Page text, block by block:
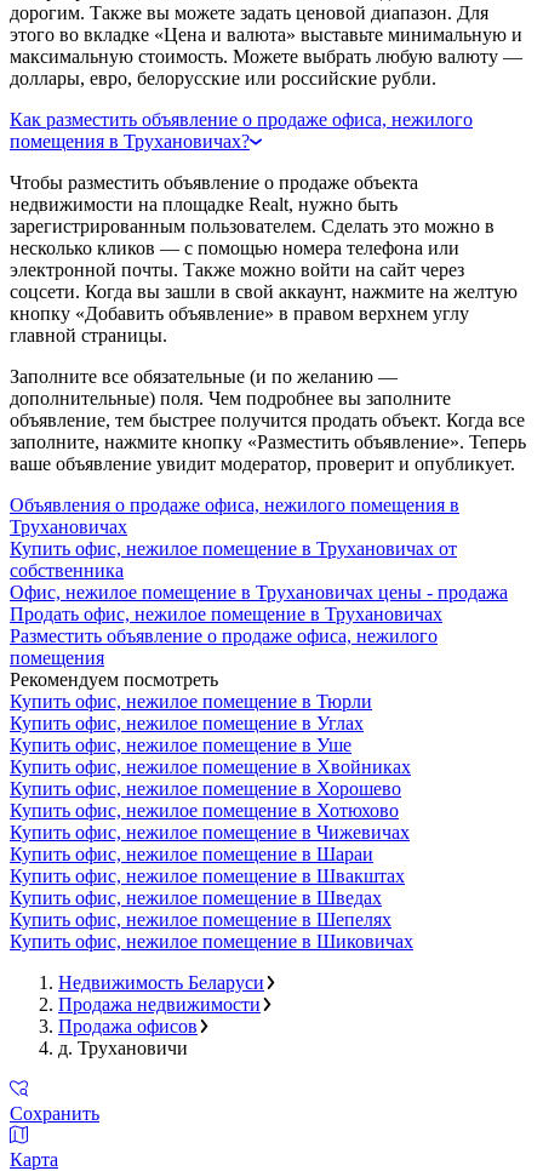
дорогим. Также вы можете задать ценовой диапазон. Для
этого во вкладке «Цена и валюта» выставьте минимальную и
максимальную стоимость. Можете выбрать любую валюту —
доллары, евро, белорусские или российские рубли.
Как разместить объявление о продаже офиса, нежилого
помещения в Трухановичах?
Чтобы разместить объявление о продаже объекта
недвижимости на площадке Realt, нужно быть
зарегистрированным пользователем. Сделать это можно в
несколько кликов — с помощью номера телефона или
электронной почты. Также можно войти на сайт через
соцсети. Когда вы зашли в свой аккаунт, нажмите на желтую
кнопку «Добавить объявление» в правом верхнем углу
главной страницы.
Заполните все обязательные (и по желанию —
дополнительные) поля. Чем подробнее вы заполните
объявление, тем быстрее получится продать объект. Когда все
заполните, нажмите кнопку «Разместить объявление». Теперь
ваше объявление увидит модератор, проверит и опубликует.
Объявления о продаже офиса, нежилого помещения в
Трухановичах
Купить офис, нежилое помещение в Трухановичах от
собственника
Офис, нежилое помещение в Трухановичах цены - продажа
Продать офис, нежилое помещение в Трухановичах
Разместить объявление о продаже офиса, нежилого
помещения
Рекомендуем посмотреть
Купить офис, нежилое помещение в Тюрли
Купить офис, нежилое помещение в Углах
Купить офис, нежилое помещение в Уше
Купить офис, нежилое помещение в Хвойниках
Купить офис, нежилое помещение в Хорошево
Купить офис, нежилое помещение в Хотюхово
Купить офис, нежилое помещение в Чижевичах
Купить офис, нежилое помещение в Шараи
Купить офис, нежилое помещение в Швакштах
Купить офис, нежилое помещение в Шведах
Купить офис, нежилое помещение в Шепелях
Купить офис, нежилое помещение в Шиковичах
Недвижимость Беларуси
Продажа недвижимости
Продажа офисов
д. Трухановичи
Сохранить
Карта